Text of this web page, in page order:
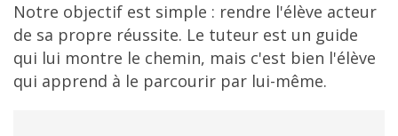
Notre objectif est simple : rendre l'élève acteur
de sa propre réussite. Le tuteur est un guide
qui lui montre le chemin, mais c'est bien l'élève
qui apprend à le parcourir par lui-même.